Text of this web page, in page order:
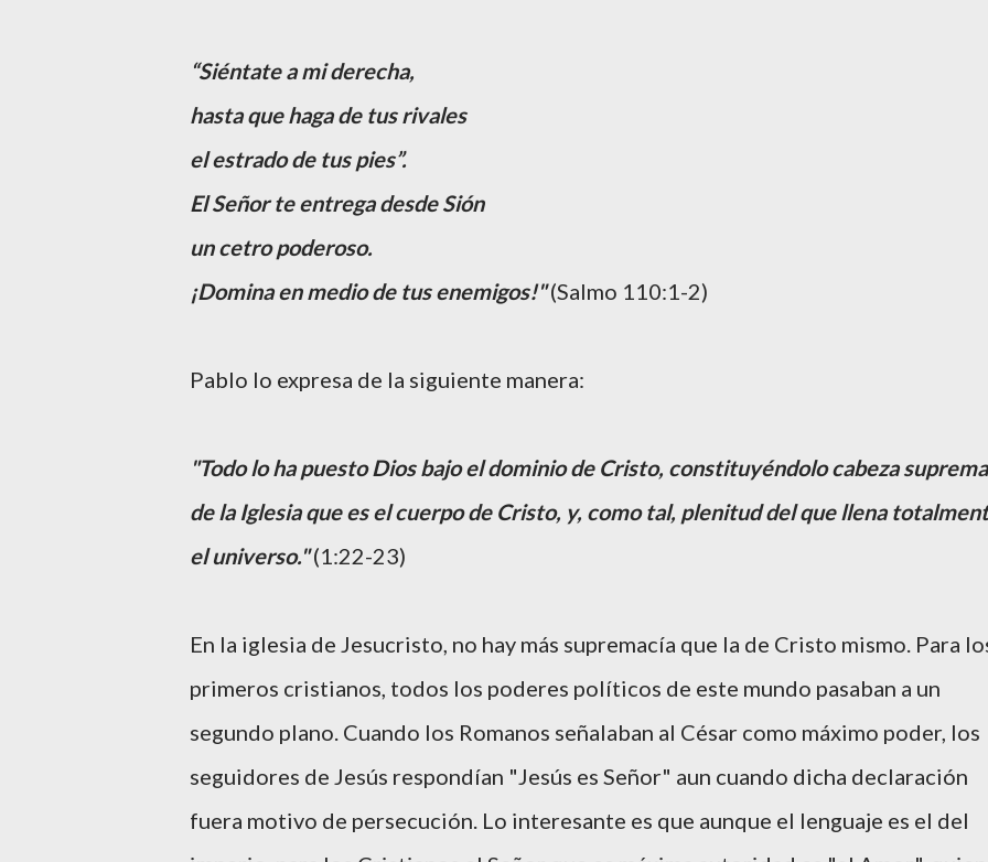
“Siéntate a mi derecha,
hasta que haga de tus rivales
el estrado de tus pies”.
El Señor te entrega desde Sión
un cetro poderoso.
¡Domina en medio de tus enemigos!"(Salmo 110:1-2)
Pablo lo expresa de la siguiente manera:
"Todo lo ha puesto Dios bajo el dominio de Cristo, constituyéndolo cabeza suprema
de la Iglesia que es el cuerpo de Cristo, y, como tal, plenitud del que llena
el universo."(1:22-23)
En la iglesia de Jesucristo, no hay más supremacía que la de Cristo mismo. Para
primeros cristianos, todos los poderes políticos de este mundo pasaban a un
segundo plano. Cuando los Romanos señalaban al César como máximo poder, los
seguidores de Jesús respondían "Jesús es Señor" aun cuando dicha declaración
fuera motivo de persecución. Lo interesante es que aunque el lenguaje es el del